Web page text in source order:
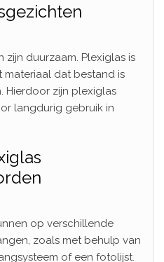
duurzaam. Plexiglas is
dat bestand is
Hierdoor zijn plexiglas
langdurig gebruik in
op verschillende
zoals met behulp van
of een fotolijst.